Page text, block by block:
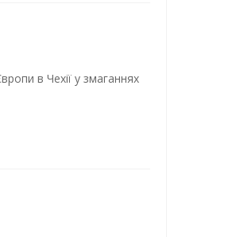
в Чехії у змаганнях